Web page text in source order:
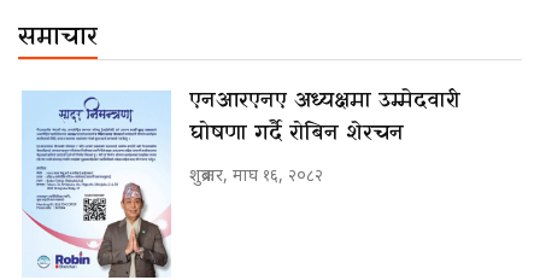
समाचार
एनआरएनए अध्यक्षमा उम्मेदवारी
घोषणा गर्दै रोबिन शेरचन
शुक्रबार, माघ १६, २०८२